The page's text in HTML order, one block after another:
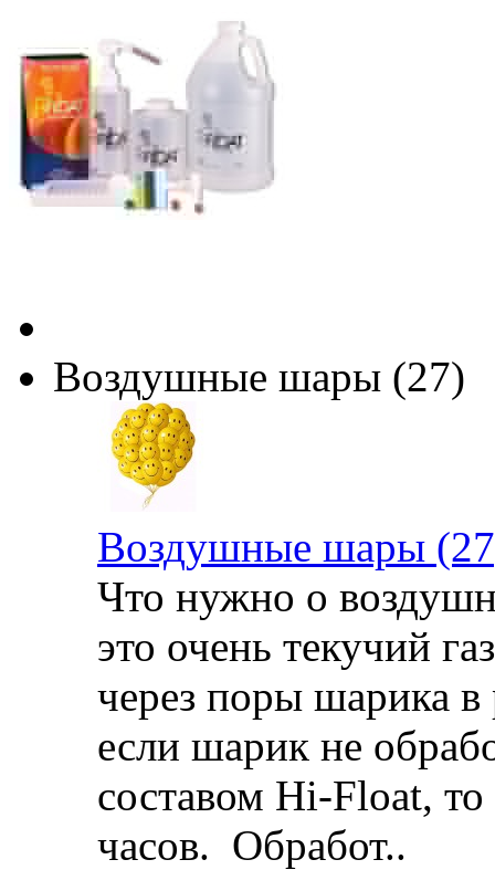
Воздушные шары (27)
Воздушные шары
Что нужно о
это очень текучий
через поры шарика в
если шарик не
составом Hi-Float, то
часов. Обработ..